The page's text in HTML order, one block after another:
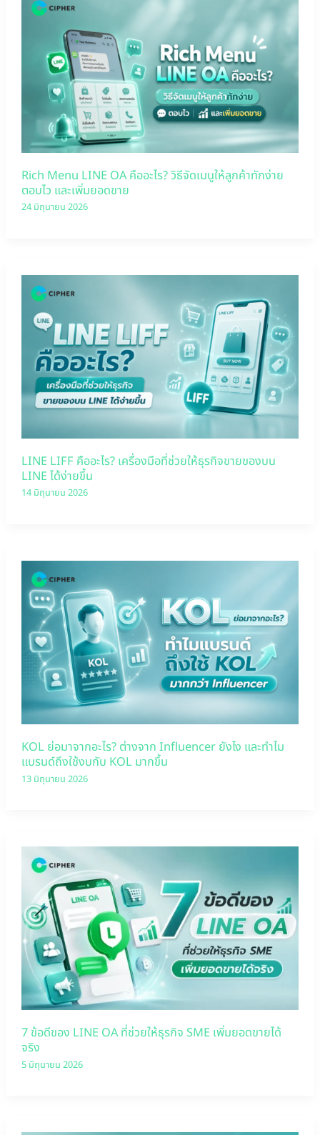
Rich Menu LINE OA คืออะไร? วิธีจัดเมนูให้ลูกค้าทักง่าย
ตอบไว และเพิ่มยอดขาย
24 มิถุนายน 2026
LINE LIFF คืออะไร? เครื่องมือที่ช่วยให้ธุรกิจขายของบน
LINE ได้ง่ายขึ้น
14 มิถุนายน 2026
KOL ย่อมาจากอะไร? ต่างจาก Influencer ยังไง และทำไม
แบรนด์ถึงใช้งบกับ KOL มากขึ้น
13 มิถุนายน 2026
7 ข้อดีของ LINE OA ที่ช่วยให้ธุรกิจ SME เพิ่มยอดขายได้
จริง
5 มิถุนายน 2026